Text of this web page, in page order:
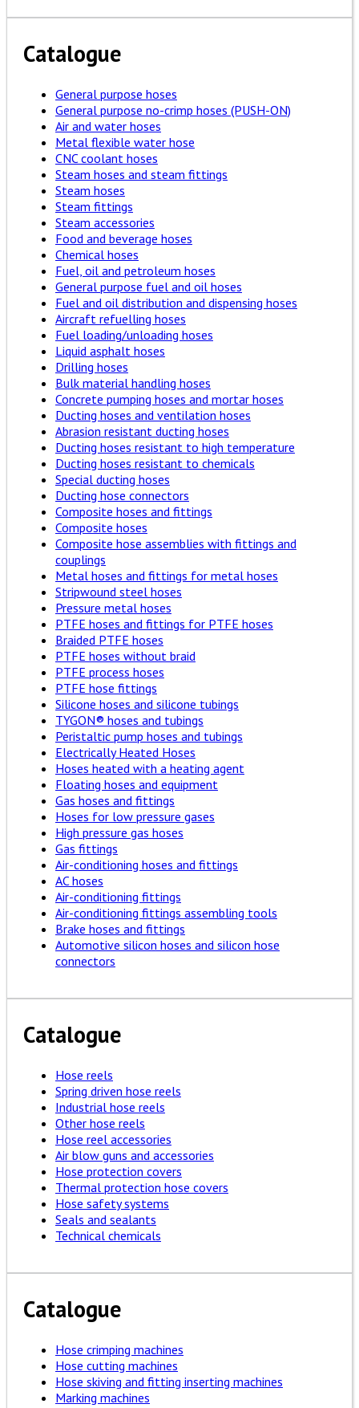
Catalogue
General purpose hoses
General purpose no-crimp hoses (PUSH-ON)
Air and water hoses
Metal flexible water hose
CNC coolant hoses
Steam hoses and steam fittings
Steam hoses
Steam fittings
Steam accessories
Food and beverage hoses
Chemical hoses
Fuel, oil and petroleum hoses
General purpose fuel and oil hoses
Fuel and oil distribution and dispensing hoses
Aircraft refuelling hoses
Fuel loading/unloading hoses
Liquid asphalt hoses
Drilling hoses
Bulk material handling hoses
Concrete pumping hoses and mortar hoses
Ducting hoses and ventilation hoses
Abrasion resistant ducting hoses
Ducting hoses resistant to high temperature
Ducting hoses resistant to chemicals
Special ducting hoses
Ducting hose connectors
Composite hoses and fittings
Composite hoses
Composite hose assemblies with fittings and
couplings
Metal hoses and fittings for metal hoses
Stripwound steel hoses
Pressure metal hoses
PTFE hoses and fittings for PTFE hoses
Braided PTFE hoses
PTFE hoses without braid
PTFE process hoses
PTFE hose fittings
Silicone hoses and silicone tubings
TYGON® hoses and tubings
Peristaltic pump hoses and tubings
Electrically Heated Hoses
Hoses heated with a heating agent
Floating hoses and equipment
Gas hoses and fittings
Hoses for low pressure gases
High pressure gas hoses
Gas fittings
Air-conditioning hoses and fittings
AC hoses
Air-conditioning fittings
Air-conditioning fittings assembling tools
Brake hoses and fittings
Automotive silicon hoses and silicon hose
connectors
Catalogue
Hose reels
Spring driven hose reels
Industrial hose reels
Other hose reels
Hose reel accessories
Air blow guns and accessories
Hose protection covers
Thermal protection hose covers
Hose safety systems
Seals and sealants
Technical chemicals
Catalogue
Hose crimping machines
Hose cutting machines
Hose skiving and fitting inserting machines
Marking machines